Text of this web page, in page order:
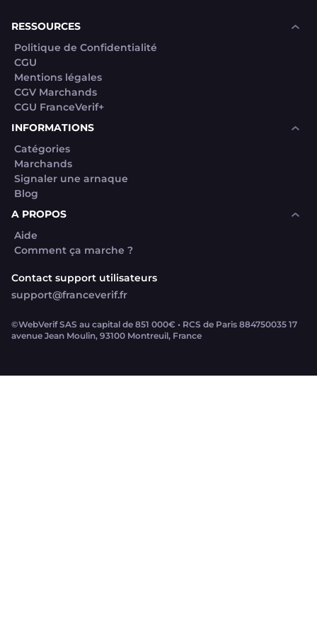
elles sont bloquées en attente. C'est un leurre.
RESSOURCES
Politique de Confidentialité
CGU
Mentions légales
CGV Marchands
CGU FranceVerif+
INFORMATIONS
Catégories
Marchands
Signaler une arnaque
Blog
A PROPOS
Aide
Comment ça marche ?
Contact support utilisateurs
support@franceverif.fr
©WebVerif SAS au capital de 851 000€ • RCS de Paris 884750035 17
avenue Jean Moulin, 93100 Montreuil, France